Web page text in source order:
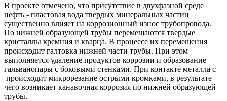
В проекте отмечено, что присутствие в двухфазной среде
нефть - пластовая вода твердых минеральных частиц
существенно влияет на коррозионный износ трубопровода.
По нижней образующей трубы перемещаются твердые
кристаллы кремния и кварца. В процессе их перемещения
происходит галтовка нижней части трубы. При этом
выполняется удаление продуктов коррозии и образование
гальванопары с боковыми стенками. При контакте металла с
происходит микрорезание острыми кромками, в результате
чего возникает канавочная коррозия по нижней образующей
трубы.